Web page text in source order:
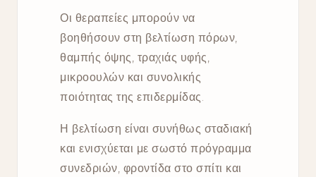
Οι θεραπείες μπορούν να
βοηθήσουν στη βελτίωση πόρων,
θαμπής όψης, τραχιάς υφής,
μικροουλών και συνολικής
ποιότητας της επιδερμίδας.
Η βελτίωση είναι συνήθως σταδιακή
και ενισχύεται με σωστό πρόγραμμα
συνεδριών, φροντίδα στο σπίτι και